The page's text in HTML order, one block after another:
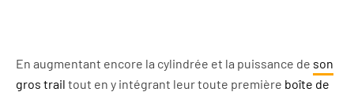
En augmentant encore la cylindrée et la puissance de son
gros trail tout en y intégrant leur toute première boîte de